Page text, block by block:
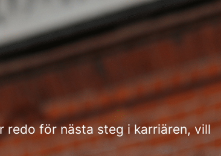
redo för nästa steg i karriären, vill